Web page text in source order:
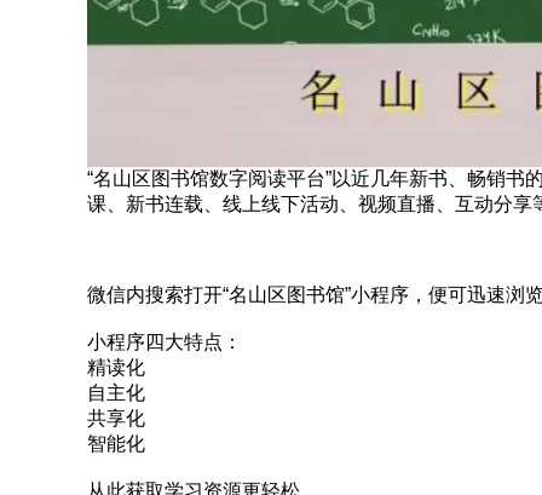
“名山区图书馆数字阅读平台”以近几年新书、畅销
课、新书连载、线上线下活动、视频直播、互动分享
微信内搜索打开“名山区图书馆”小程序，便可迅速浏
小程序四大特点：
精读化
自主化
共享化
智能化
从此获取学习资源更轻松。